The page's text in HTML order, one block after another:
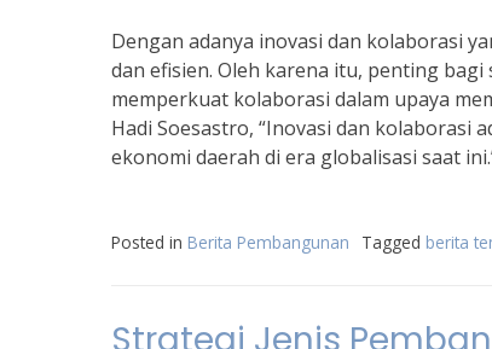
Dengan adanya inovasi dan kolaborasi
dan efisien. Oleh karena itu, penting
memperkuat kolaborasi dalam upaya
Hadi Soesastro, “Inovasi dan kolaborasi
ekonomi daerah di era globalisasi saat
Posted in Berita Pembangunan Tagged berita